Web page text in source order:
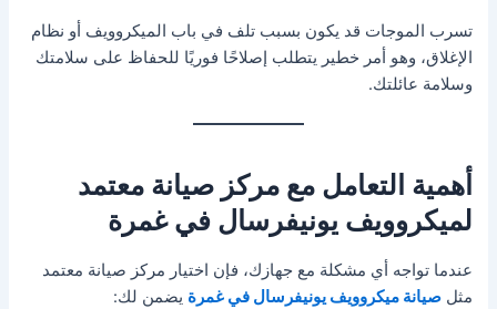
تسرب الموجات قد يكون بسبب تلف في باب الميكروويف أو نظام
الإغلاق، وهو أمر خطير يتطلب إصلاحًا فوريًا للحفاظ على سلامتك
وسلامة عائلتك.
أهمية التعامل مع مركز صيانة معتمد
لميكروويف يونيفرسال في غمرة
عندما تواجه أي مشكلة مع جهازك، فإن اختيار مركز صيانة معتمد
مثلصيانة ميكروويف يونيفرسال في غمرة يضمن لك: